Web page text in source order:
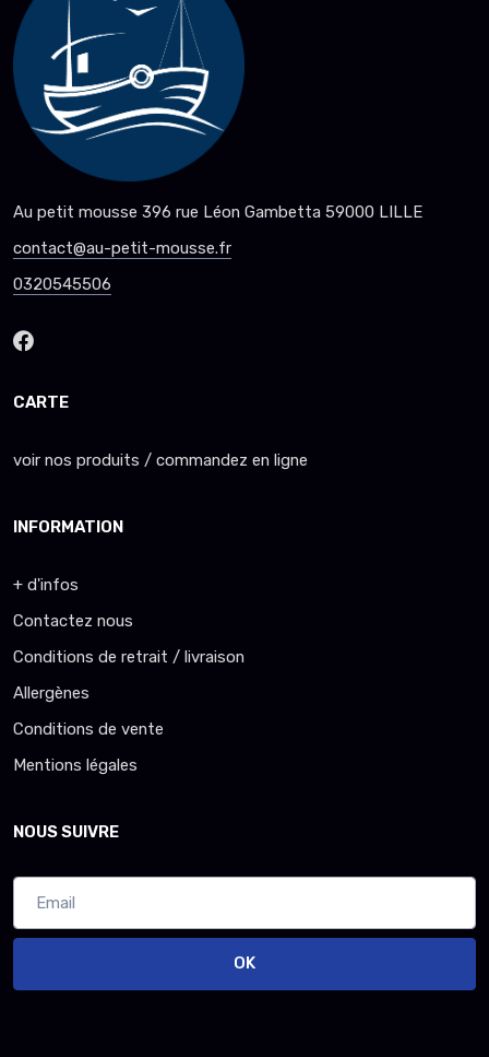
Au petit mousse 396 rue Léon Gambetta 59000 LILLE
contact@au-petit-mousse.fr
0320545506
CARTE
voir nos produits / commandez en ligne
INFORMATION
+ d'infos
Contactez nous
Conditions de retrait / livraison
Allergènes
Conditions de vente
Mentions légales
NOUS SUIVRE
OK